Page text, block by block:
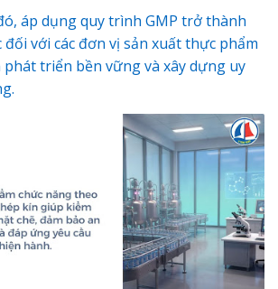
áp dụng quy trình GMP trở thành
đối với các đơn vị sản xuất thực phẩm
triển bền vững và xây dựng uy